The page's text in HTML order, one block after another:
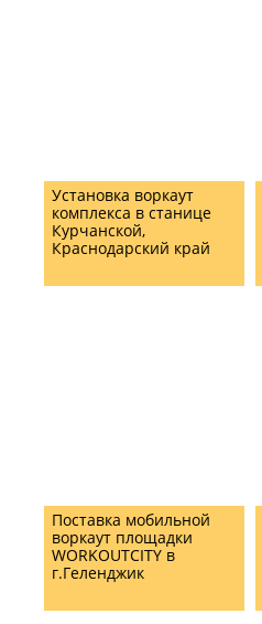
Установка воркаут
комплекса в станице
Курчанской,
Краснодарский край
Поставка мобильной
воркаут площадки
WORKOUTCITY в
г.Геленджик